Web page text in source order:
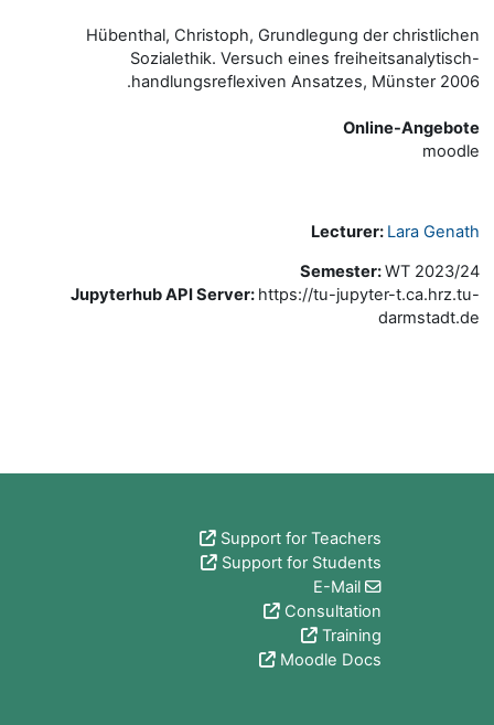
Hübenthal, Christoph, Grundlegung der christlichen
Sozialethik. Versuch eines freiheitsanalytisch-
handlungsreflexiven Ansatzes, Münster 2006.
Online-Angebote
moodle
Lecturer: Lara Genath
Semester:WT 2023/24
Jupyterhub API Server: https://tu-jupyter-t.ca.hrz.tu-
darmstadt.de
Support for Teachers
Support for Students
E-Mail
Consultation
Training
Moodle Docs